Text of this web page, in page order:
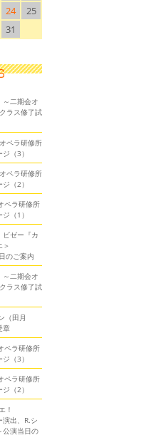
24
25
31
～二期会オ
ラス修了試
ペラ研修所
（3）
ペラ研修所
（2）
ペラ研修所
（1）
ビゼー『カ
＞
のご案内
～二期会オ
ラス修了試
（田月
章
ペラ研修所
（3）
ペラ研修所
（2）
！
出、R.シ
公演当日の